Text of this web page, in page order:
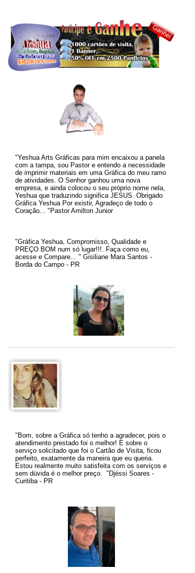
"Yeshua Arts Gráficas para mim encaixou a panela
com a tampa, sou Pastor e entendo a necessidade
de imprimir materiais em uma Gráfica do meu ramo
de atividades. O Senhor ganhou uma nova
empresa, e ainda colocou o seu próprio nome nela,
Yeshua que traduzindo significa JESUS. Obrigado
Gráfica Yeshua Por existir, Agradeço de todo o
Coração... "Pastor Amilton Junior
"Gráfica Yeshua, Compromisso, Qualidade e
PREÇO BOM num só lugar!!!. Faça como eu,
acesse e Compare... " Gisiliane Mara Santos -
Borda do Campo - PR
"Bom, sobre a Gráfica só tenho a agradecer, pois o
atendimento prestado foi o melhor! E sobre o
serviço solicitado que foi o Cartão de Visita, ficou
perfeito, exatamente da maneira que eu queria.
Estou realmente muito satisfeita com os serviços e
sem dúvida é o melhor preço. " Djéssi Soares -
Curitiba - PR